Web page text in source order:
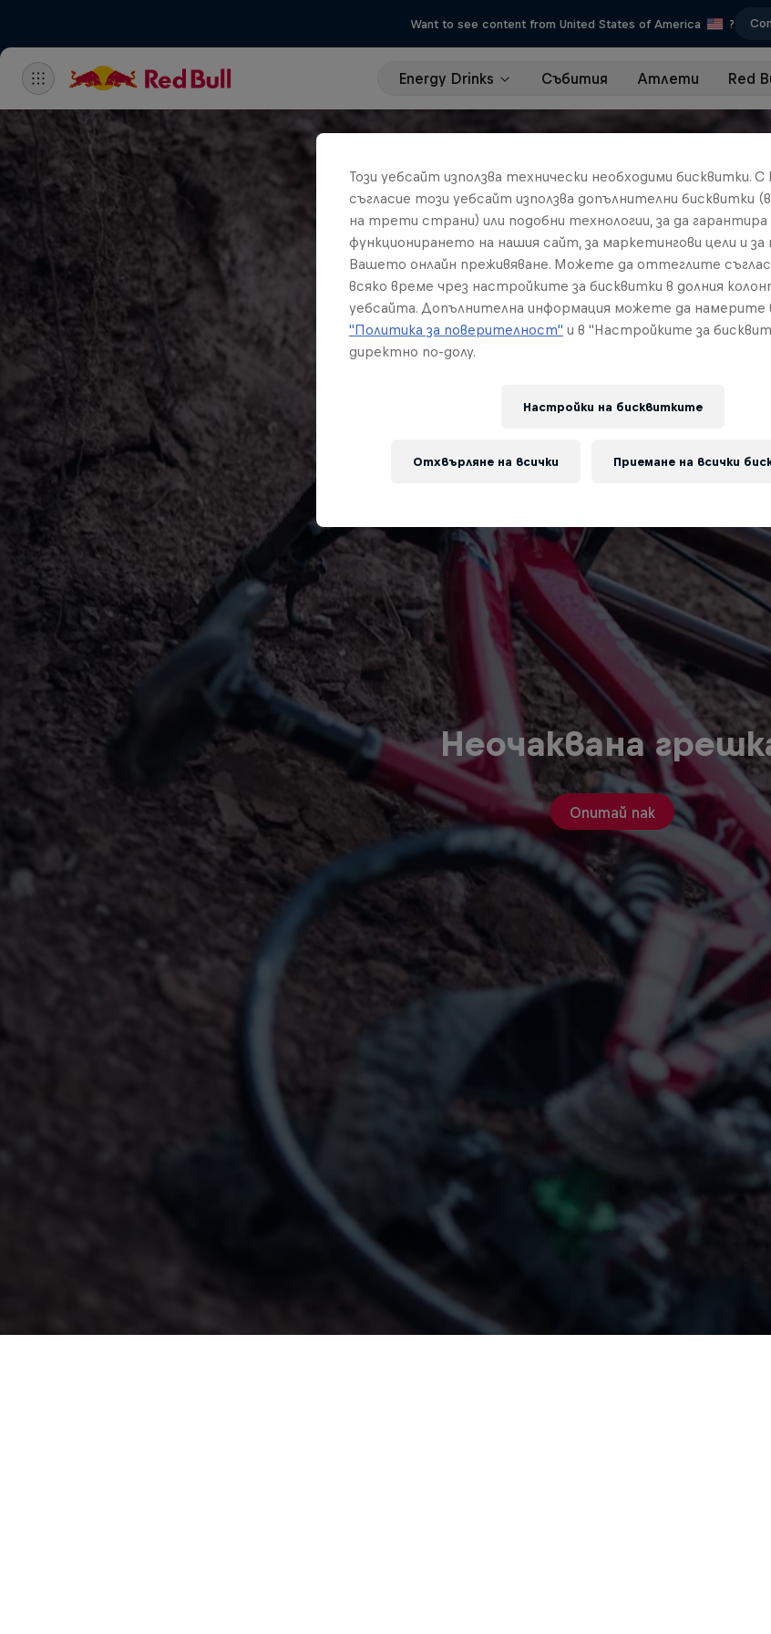
Want to see content from United States of America ?
Energy Drinks Събития Атлети Red
Неочаквана
Опитай пак
Този уебсайт използва технически необходими бисквитки.
съгласие този уебсайт използва допълнителни бисквитки
на трети страни) или подобни технологии, за да гарантира
функционирането на нашия сайт, за маркетингови цели и за
Вашето онлайн преживяване. Можете да оттеглите
всяко време чрез настройките за бисквитки в долния
уебсайта. Допълнителна информация можете да намерите
"Политика за поверителност" и в "Настройките за
директно по-долу.
Настройки на бисквитките
Отхвърляне на всички Приемане на всички